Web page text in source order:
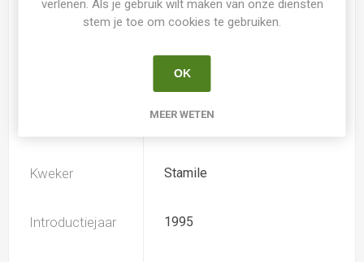
Bladverliezend
Hemerocallis
Kweker Stamile
Introductiejaar 1995
verlenen. Als je gebruik wilt maken van onze diensten
stem je toe om cookies te gebruiken.
OK
MEER WETEN